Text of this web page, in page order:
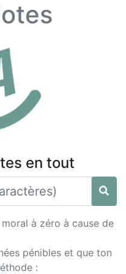
en tout
à zéro à cause de
pénibles et que ton
: